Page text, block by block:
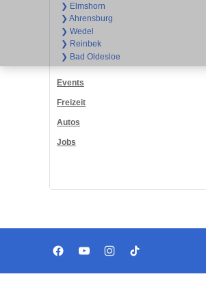
❯ Elmshorn
❯ Ahrensburg
❯ Wedel
❯ Reinbek
❯ Bad Oldesloe
Events
Freizeit
Autos
Jobs